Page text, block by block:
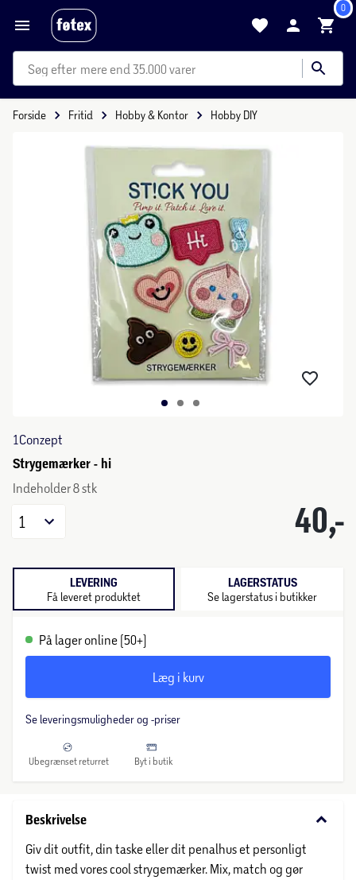
0
mere end 35.000 varer
Forside Fritid Hobby & Kontor Hobby DIY
1Conzept
Strygemærker - hi
Indeholder 8 stk
40,-
1
LEVERING
Få leveret produktet
LAGERSTATUS
Se lagerstatus i butikker
På lager online (50+)
Læg i kurv
Se leveringsmuligheder og -priser
Ubegrænset returret Byt i butik
Beskrivelse keyboard_arrow_down
Giv dit outfit, din taske eller dit penalhus et personligt
twist med vores cool strygemærker. Mix, match og gør